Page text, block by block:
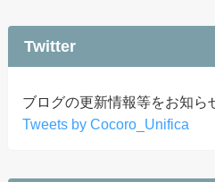
Twitter
ブログの更新情報等をお知ら
Tweets by Cocoro_Unifica